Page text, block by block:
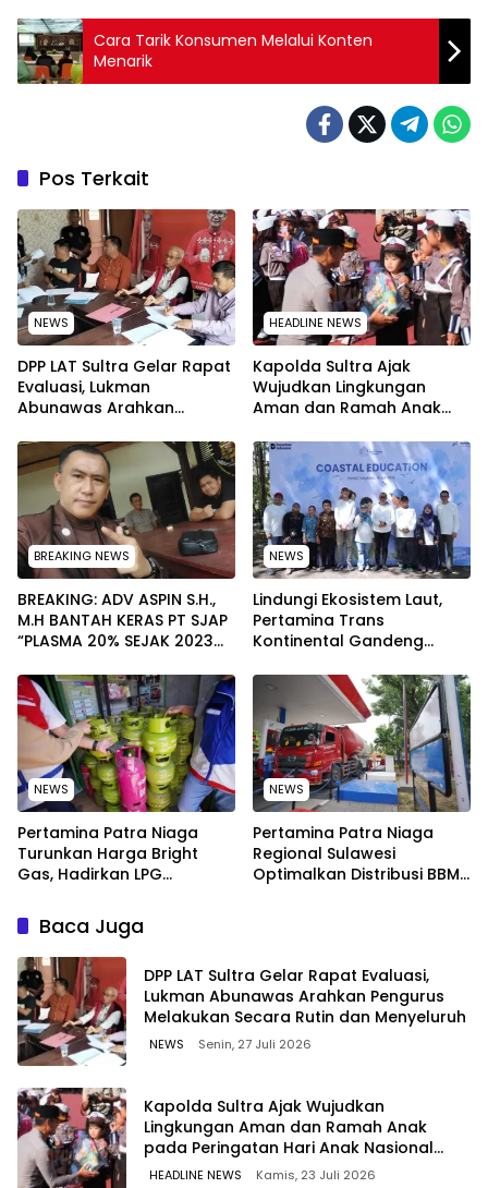
Cara Tarik Konsumen Melalui Konten
Menarik
Pos Terkait
NEWS
‎DPP LAT Sultra Gelar Rapat
Evaluasi, Lukman
Abunawas Arahkan
Secara Rutin dan
Menyeluruh
HEADLINE NEWS
Kapolda Sultra Ajak
Wujudkan Lingkungan
Aman dan Ramah Anak
Nasional 2026
BREAKING NEWS
BREAKING: ADV ASPIN S.H.,
M.H BANTAH KERAS PT SJAP
“PLASMA 20% SEJAK 2023
WARGA WAWOONE!
NEWS
Lindungi Ekosistem Laut,
Pertamina Trans
Kontinental Gandeng
Kebersihan Pantai di
Bitung, Sulawesi
NEWS
Pertamina Patra Niaga
Turunkan Harga Bright
Gas, Hadirkan LPG
Lebih Kompetitif
NEWS
Pertamina Patra Niaga
Regional Sulawesi
Optimalkan Distribusi BBM
Baca Juga
‎DPP LAT Sultra Gelar Rapat Evaluasi,
Lukman Abunawas Arahkan Pengurus
Melakukan Secara Rutin dan Menyeluruh
NEWS Senin, 27 Juli 2026
Kapolda Sultra Ajak Wujudkan
Lingkungan Aman dan Ramah Anak
pada Peringatan Hari Anak Nasional
2026
HEADLINE NEWS Kamis, 23 Juli 2026